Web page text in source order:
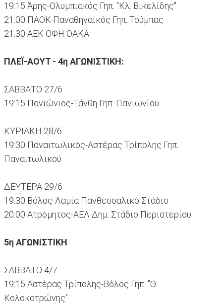
19:15 Άρης-Ολυμπιακός Γηπ. "Κλ. Βικελίδης"
21:00 ΠΑΟΚ-Παναθηναϊκός Γηπ. Τούμπας
21:30 ΑΕΚ-ΟΦΗ ΟΑΚΑ
ΠΛΕΪ-ΑΟΥΤ - 4η ΑΓΩΝΙΣΤΙΚΗ:
ΣΑΒΒΑΤΟ 27/6
19:15 Πανιώνιος-Ξάνθη Γηπ. Πανιωνίου
ΚΥΡΙΑΚΗ 28/6
19:30 Παναιτωλικός-Αστέρας Τρίπολης Γηπ.
Παναιτωλικού
ΔΕΥΤΕΡΑ 29/6
19:30 Βόλος-Λαμία Πανθεσσαλικό Στάδιο
20:00 Ατρόμητος-ΑΕΛ Δημ. Στάδιο Περιστερίου
5η ΑΓΩΝΙΣΤΙΚΗ
ΣΑΒΒΑΤΟ 4/7
19:15 Αστέρας Τρίπολης-Βόλος Γηπ. "Θ.
Κολοκοτρώνης"